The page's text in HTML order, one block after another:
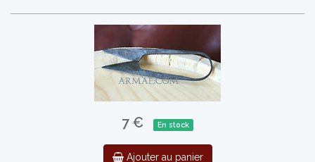
7 € En stock
Ajouter au panier